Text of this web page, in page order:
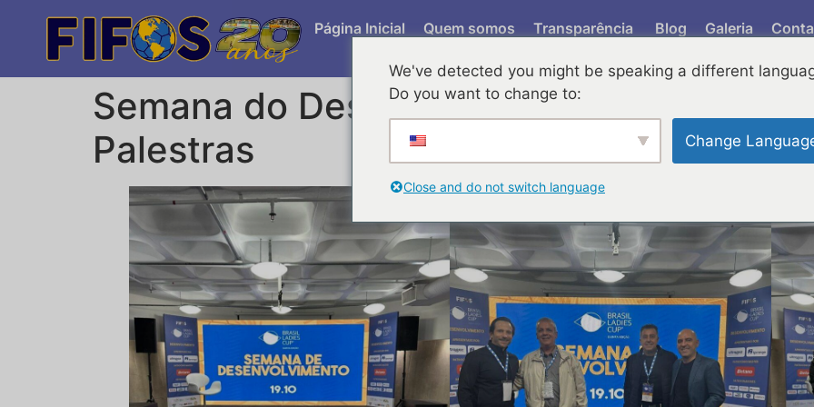
Página Inicial Quem somos Transparência Blog Galeria
Semana do Desenvolvimento do Futebol
Palestras
We've detected you might be speaking a different
Do you want to change to:
Change
Close and do not switch language